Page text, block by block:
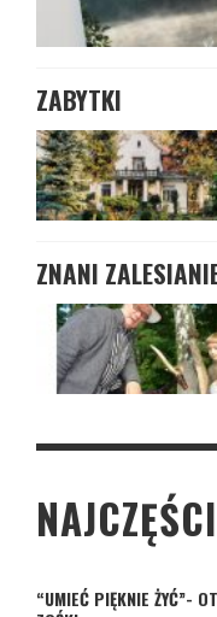
ZABYTKI
ZNANI
“UMIEĆ PIĘKNIE ŻYĆ”-